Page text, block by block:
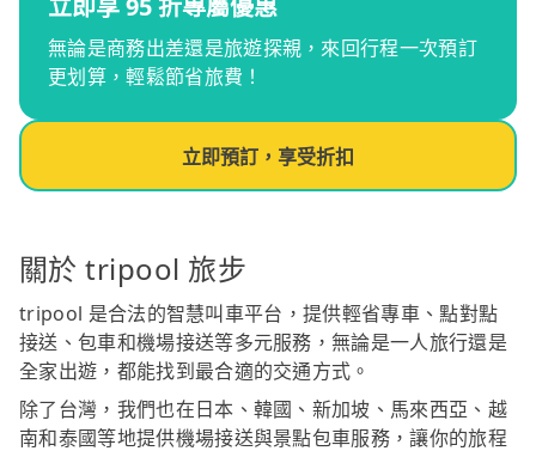
立即享 95 折專屬優惠
無論是商務出差還是旅遊探親，來回行程一次預訂
更划算，輕鬆節省旅費！
立即預訂，享受折扣
關於 tripool 旅步
tripool 是合法的智慧叫車平台，提供輕省專車、點對點
接送、包車和機場接送等多元服務，無論是一人旅行還是
全家出遊，都能找到最合適的交通方式。
除了台灣，我們也在日本、韓國、新加坡、馬來西亞、越
南和泰國等地提供機場接送與景點包車服務，讓你的旅程